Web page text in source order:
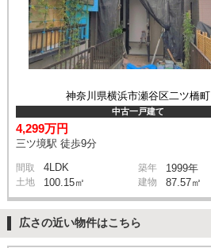
神奈川県横浜市瀬谷区二ツ橋町
中古一戸建て
4,299万円
三ツ境駅 徒歩9分
間取 4LDK 築年 1999年
土地 100.15㎡ 建物 87.57㎡
広さの近い物件はこちら